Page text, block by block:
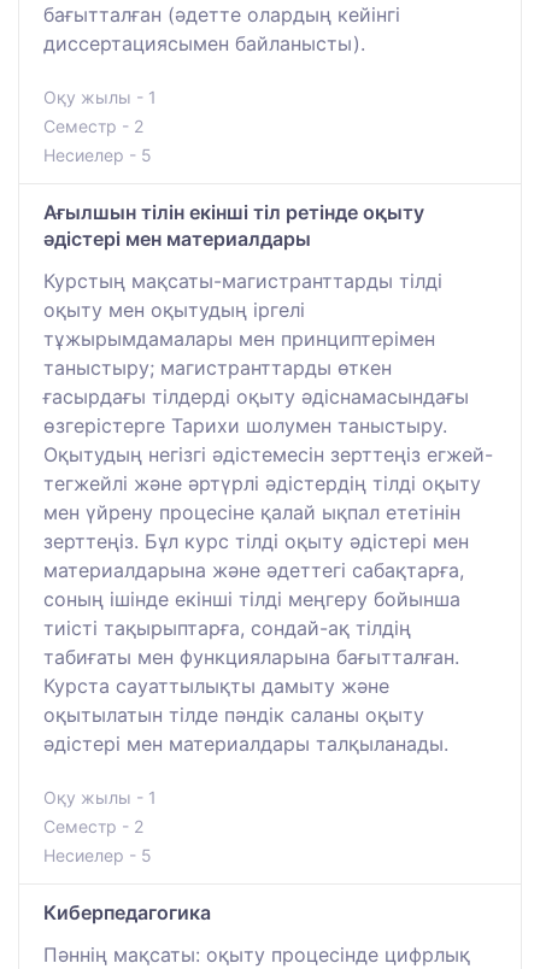
бағытталған (әдетте олардың кейінгі
диссертациясымен байланысты).
Оқу жылы - 1
Семестр - 2
Несиелер - 5
Ағылшын тілін екінші тіл ретінде оқыту
әдістері мен материалдары
Курстың мақсаты-магистранттарды тілді
оқыту мен оқытудың іргелі
тұжырымдамалары мен принциптерімен
таныстыру; магистранттарды өткен
ғасырдағы тілдерді оқыту әдіснамасындағы
өзгерістерге Тарихи шолумен таныстыру.
Оқытудың негізгі әдістемесін зерттеңіз егжей-
тегжейлі және әртүрлі әдістердің тілді оқыту
мен үйрену процесіне қалай ықпал ететінін
зерттеңіз. Бұл курс тілді оқыту әдістері мен
материалдарына және әдеттегі сабақтарға,
соның ішінде екінші тілді меңгеру бойынша
тиісті тақырыптарға, сондай-ақ тілдің
табиғаты мен функцияларына бағытталған.
Курста сауаттылықты дамыту және
оқытылатын тілде пәндік саланы оқыту
әдістері мен материалдары талқыланады.
Оқу жылы - 1
Семестр - 2
Несиелер - 5
Киберпедагогика
Пәннің мақсаты: оқыту процесінде цифрлық